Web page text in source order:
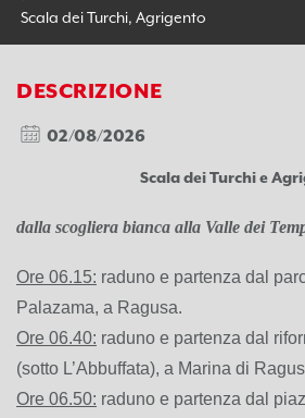
Scala dei Turchi, Agrigento
DESCRIZIONE
02/08/2026
Scala dei Turchi e
dalla scogliera bianca alla Valle dei
Ore 06.15: raduno e partenza dal
Palazama, a Ragusa.
Ore 06.40: raduno e partenza dal
(sotto L’Abbuffata), a Marina di
Ore 06.50: raduno e partenza dal